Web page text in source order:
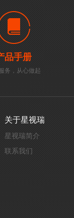
品手册
务，从心做起
关于星视瑞
星视瑞简介
联系我们